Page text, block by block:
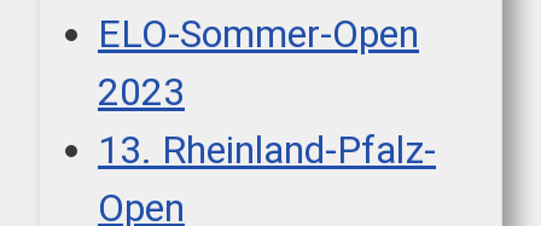
ELO-Sommer-Open
2023
13. Rheinland-Pfalz-
Open